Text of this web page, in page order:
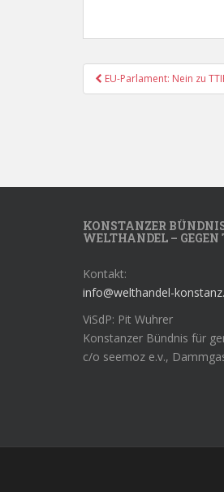
Post
Navigation
EU-Parlament: Nein zu
KONSTANZER
WELTHANDEL –
Kontakt:
info@welthandel-
ViSdP: Pit Wuhrer
Konstanzer Bündnis für
c/o seemoz e.v.,